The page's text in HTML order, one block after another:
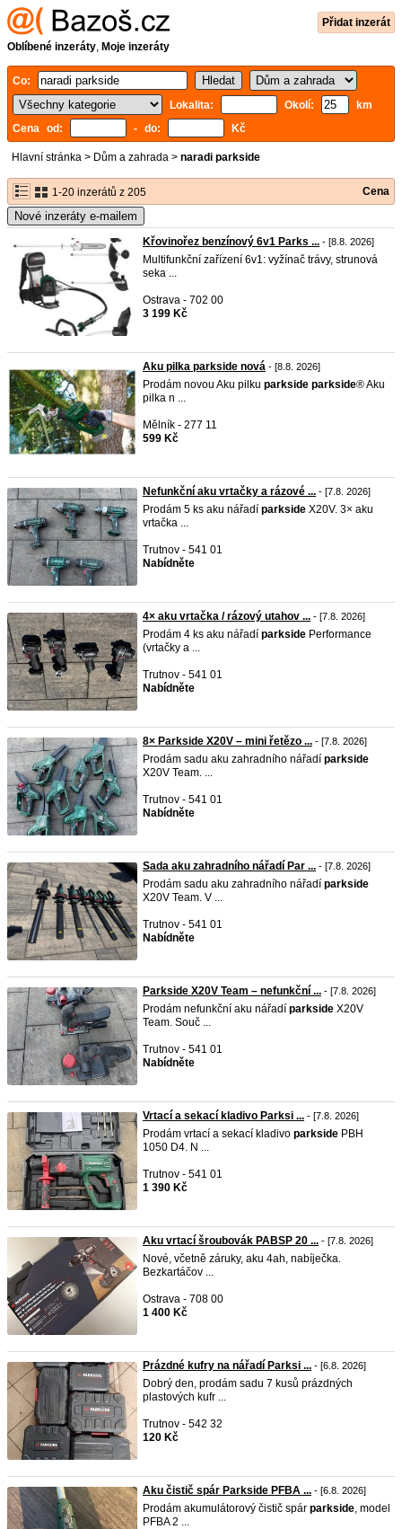
Přidat inzerát
Oblíbené inzeráty, Moje inzeráty
Co:
Lokalita:
Okolí:
km
Cena od:
- do: Kč
Hlavní stránka > Dům a zahrada > naradi parkside
1-20 inzerátů z 205 Cena
Nové inzeráty e-mailem
Křovinořez benzínový 6v1 Parks ... - [8.8. 2026]
Multifunkční zařízení 6v1: vyžínač trávy, strunová
seka ...
Ostrava - 702 00
3 199 Kč
Aku pilka parkside nová - [8.8. 2026]
Prodám novou Aku pilku parkside parkside® Aku
pilka n ...
Mělník - 277 11
599 Kč
Nefunkční aku vrtačky a rázové ... - [7.8. 2026]
Prodám 5 ks aku nářadí parkside X20V. 3× aku
vrtačka ...
Trutnov - 541 01
Nabídněte
4× aku vrtačka / rázový utahov ... - [7.8. 2026]
Prodám 4 ks aku nářadí parkside Performance
(vrtačky a ...
Trutnov - 541 01
Nabídněte
8× Parkside X20V – mini řetězo ... - [7.8. 2026]
Prodám sadu aku zahradního nářadí parkside
X20V Team. ...
Trutnov - 541 01
Nabídněte
Sada aku zahradního nářadí Par ... - [7.8. 2026]
Prodám sadu aku zahradního nářadí parkside
X20V Team. V ...
Trutnov - 541 01
Nabídněte
Parkside X20V Team – nefunkční ... - [7.8. 2026]
Prodám nefunkční aku nářadí parkside X20V
Team. Souč ...
Trutnov - 541 01
Nabídněte
Vrtací a sekací kladivo Parksi ... - [7.8. 2026]
Prodám vrtací a sekací kladivo parkside PBH
1050 D4. N ...
Trutnov - 541 01
1 390 Kč
Aku vrtací šroubovák PABSP 20 ... - [7.8. 2026]
Nové, včetně záruky, aku 4ah, nabíječka.
Bezkartáčov ...
Ostrava - 708 00
1 400 Kč
Prázdné kufry na nářadí Parksi ... - [6.8. 2026]
Dobrý den, prodám sadu 7 kusů prázdných
plastových kufr ...
Trutnov - 542 32
120 Kč
Aku čistič spár Parkside PFBA ... - [6.8. 2026]
Prodám akumulátorový čistič spár parkside, model
PFBA 2 ...